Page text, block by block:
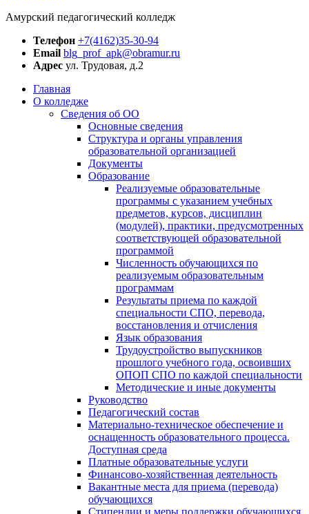
Амурский педагогический колледж
Телефон +7(4162)35-30-94
Email blg_prof_apk@obramur.ru
Адрес ул. Трудовая, д.2
Главная
О колледже
Сведения об ОО
Основные сведения
Структура и органы управления
образовательной организацией
Документы
Образование
Реализуемые образовательные
программы с указанием учебных
предметов, курсов, дисциплин
(модулей), практики, предусмотренных
соответствующей образовательной
программой
Численность обучающихся по
реализуемым образовательным
программам
Результаты приема по каждой
специальности СПО, перевода,
восстановления и отчисления
Язык образования
Трудоустройство выпускников
прошлого учебного года, освоивших
ОПОП СПО по каждой специальности
Методические и иные документы
Руководство
Педагогический состав
Материально-техническое обеспечение и
оснащенность образовательного процесса.
Доступная среда
Платные образовательные услуги
Финансово-хозяйственная деятельность
Вакантные места для приема (перевода)
обучающихся
Стипендии и меры поддержки обучающихся